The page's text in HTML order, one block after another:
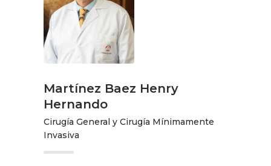
Martínez Baez Henry
Hernando
Cirugía General y Cirugía Mínimamente
Invasiva